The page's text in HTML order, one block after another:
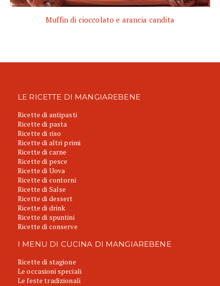
Muffin di cioccolato e arancia candita
LE RICETTE DI MANGIAREBENE
Ricette di antipasti
Ricette di pasta
Ricette di riso
Ricette di altri primi
Ricette di carne
Ricette di pesce
Ricette di Uova
Ricette di contorni
Ricette di Salse
Ricette di dessert
Ricette di drink
Ricette di spuntini
Ricette di conserve
I MENU DI CUCINA DI MANGIAREBENE
Ricette di stagione
Le occasioni speciali
Le feste tradizionali